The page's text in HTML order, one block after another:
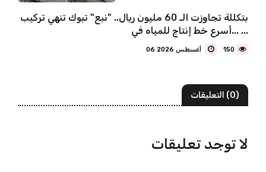
بتكللة تجاوزت الـ 60 مليون ريال.. "نبع" تبوك تنهي تركيب
أسرع خط إنتاج للمياه في... ...
150
(0) التعليقات
لا توجد تعليقات